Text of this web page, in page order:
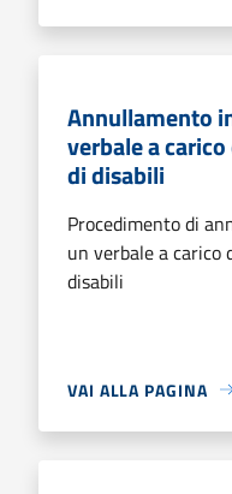
Annullamento
verbale a
di disabili
Procedimento di
un verbale a carico
disabili
VAI ALLA PAGINA